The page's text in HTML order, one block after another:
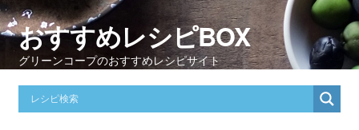
おすすめレシピBOX
グリーンコープのおすすめレシピサイト